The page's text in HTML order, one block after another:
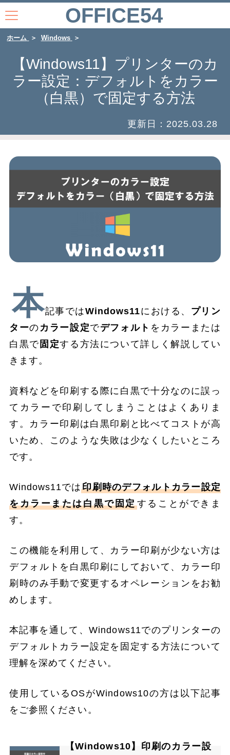
OFFICE54
ホーム Windows
【Windows11】プリンターのカ
ラー設定：デフォルトをカラー
（白黒）で固定する方法
更新日： 2025.03.28
本記事ではWindows11における、 プリン
ターのカラー設定でデフォルト をカラーまたは
白黒で 固定する方法について詳しく解説してい
きます。
資料などを印刷する際に白黒で十分なのに誤っ
てカラーで印刷してしまうことはよくありま
す。カラー印刷は白黒印刷と比べてコストが高
いため、このような失敗は少なくしたいところ
です。
Windows11では印刷時のデフォルトカラー設定
をカラーまたは白黒で固定することができま
す。
この機能を利用して、カラー印刷が少ない方は
デフォルトを白黒印刷にしておいて、カラー印
刷時のみ手動で変更するオペレーションをお勧
めします。
本記事を通して、Windows11でのプリンターの
デフォルトカラー設定を固定する方法について
理解を深めてください。
使用しているOSがWindows10の方は以下記事
をご参照ください。
【Windows10】印刷のカラー設